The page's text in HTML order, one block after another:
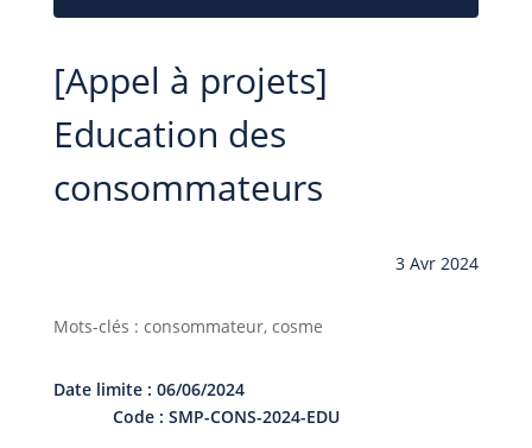
[Appel à projets]
Education des
consommateurs
3 Avr 2024
Mots-clés : consommateur, cosme
Date limite : 06/06/2024
Code : SMP-CONS-2024-EDU